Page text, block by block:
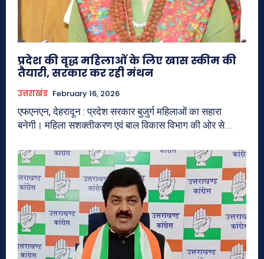
प्रदेश की वृद्ध महिलाओं के लिए खास स्कीम की
तैयारी, सरकार कर रही मंथन
उत्तराखंड February 16, 2026
एफएनएन, देहरादून : प्रदेश सरकार बुजुर्ग महिलाओं का सहारा
बनेगी। महिला सशक्तीकरण एवं बाल विकास विभाग की ओर से...